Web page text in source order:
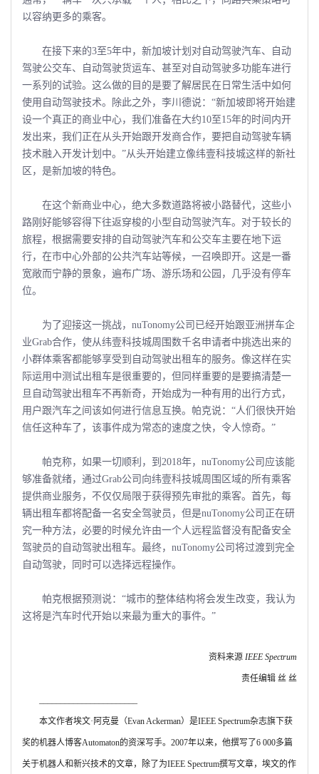
以容纳更多的乘客。
在接下来的3至5年中，新加坡计划对自动驾驶汽车、自动
驾驶公交车、自动驾驶货运车、甚至对自动驾驶多功能车进行
一系列的试验。这么做的目的是要了解居民在日常生活中如何
使用自动驾驶技术。除此之外，李川德说：“新加坡即将开始建
设一个真正的商业中心，我们准备在大约10至15年的时间内开
发出来，我们正在从头开始跟开发商合作，要把自动驾驶车辆
技术融入开发计划中。”从头开始建立像纬壹科技城这样的新社
区，是新加坡的特色。
在这个新商业中心，绝大多数道路将被小路替代，这些小
路刚好能够容得下往返穿梭的小型自动驾驶汽车。对于较长的
旅程，根据需要安排的自动驾驶汽车和公交车主要在地下运
行，在市中心外部的公共汽车站等候，一召唤即开。这是一番
宽敞而宁静的景象，遍布广场、游乐场和公园，几乎没有停车
位。
为了迎接这一挑战，nuTonomy公司已经开始跟亚洲拼车企
业Grab合作，使从纬壹科技城周围数千名申请者中挑选出来的
小群体乘客都能够享受到自动驾驶出租车的服务。像这样在实
际运用中测试出租车是很重要的，但同样重要的是要搞清楚一
旦自动驾驶出租车不再新奇，开始成为一种有用的出行方式，
用户跟汽车之间该如何进行信息互换。帕克说：“人们很快开始
信任这种车了，该事件成为常态的速度之快，令人惊奇。”
帕克称，如果一切顺利，到2018年，nuTonomy公司应该能
够准备就绪，通过Grab公司向纬壹科技城周围区域的所有乘客
提供商业服务，不仅仅局限于获得预先审批的乘客。首先，每
辆出租车都将配备一名安全驾驶员，但是nuTonomy公司正在研
究一种方法，必要的时候允许由一个人远程监督没有配备安全
驾驶员的自动驾驶出租车。最终，nuTonomy公司将过渡到完全
自动驾驶，同时可以选择远程操作。
帕克根据预测说：“城市的整体结构将会发生改变，我认为
这将是汽车时代开始以来最为重大的事件。”
资料来源 IEEE Spectrum
责任编辑 丝 丝
本文作者埃文·阿克曼（Evan Ackerman）是IEEE Spectrum杂志旗下获
奖的机器人博客Automaton的资深写手。 2007年以来，他撰写了6 000多篇
关于机器人和新兴技术的文章，除了为IEEE Spectrum撰写文章，埃文的作